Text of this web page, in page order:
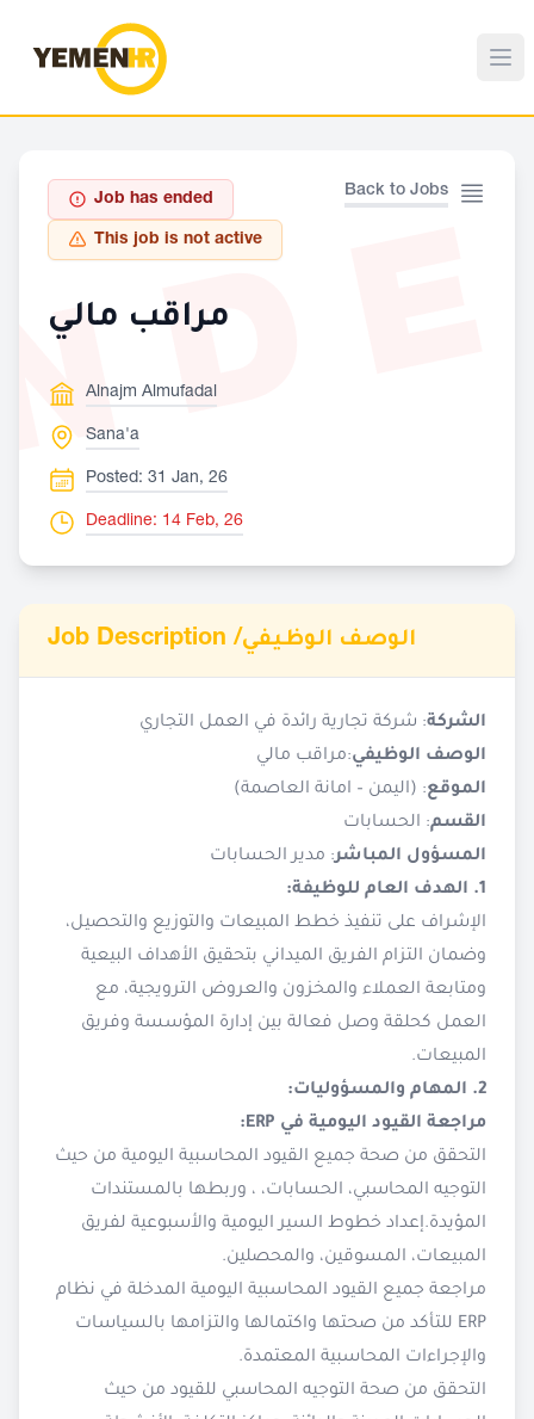
Back to Jobs
Job has ended
This job is not active
مراقب مالي
Alnajm Almufadal
Sana'a
Posted: 31 Jan, 26
Deadline: 14 Feb, 26
Job Description /الوصف الوظيفي
الشركة: شركة تجارية رائدة في العمل التجاري
الوصف الوظيفي:مراقب مالي
الموقع: (اليمن – امانة العاصمة)
القسم: الحسابات
المسؤول المباشر: مدير الحسابات
1. الهدف العام للوظيفة:
الإشراف على تنفيذ خطط المبيعات والتوزيع والتحصيل،
وضمان التزام الفريق الميداني بتحقيق الأهداف البيعية
ومتابعة العملاء والمخزون والعروض الترويجية، مع
العمل كحلقة وصل فعالة بين إدارة المؤسسة وفريق
المبيعات.
2. المهام والمسؤوليات:
مراجعة القيود اليومية في ERP:
التحقق من صحة جميع القيود المحاسبية اليومية من حيث
التوجيه المحاسبي، الحسابات، ، وربطها بالمستندات
المؤيدة.إعداد خطوط السير اليومية والأسبوعية لفريق
المبيعات، المسوقين، والمحصلين.
مراجعة جميع القيود المحاسبية اليومية المدخلة في نظام
ERP للتأكد من صحتها واكتمالها والتزامها بالسياسات
والإجراءات المحاسبية المعتمدة.
التحقق من صحة التوجيه المحاسبي للقيود من حيث